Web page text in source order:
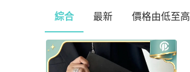
綜合 最新 價格由低至高